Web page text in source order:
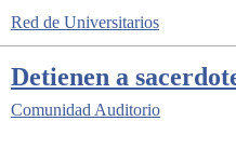
Red de Universitarios
Detienen a
Comunidad Auditorio